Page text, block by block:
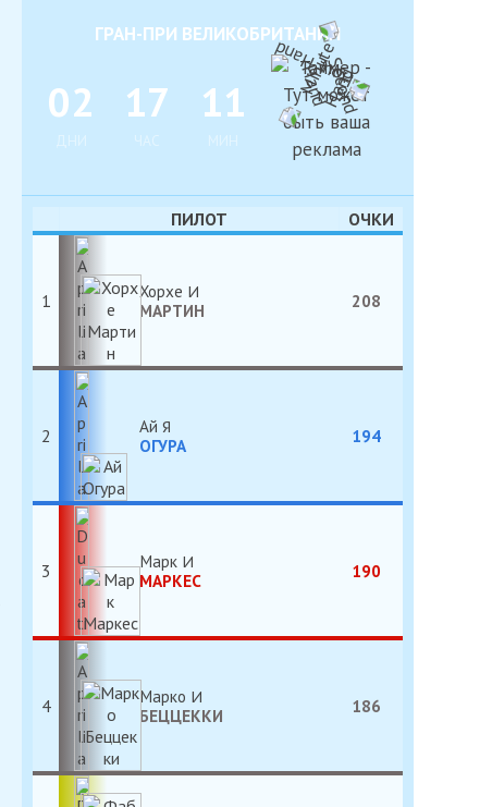
ГРАН-ПРИ ВЕЛИКОБРИТАНИИ
02
ДНИ
17
ЧАС
11
МИН
ПИЛОТ ОЧКИ
1
Хорхе
МАРТИН
208
2
Ай
ОГУРА
194
3
Марк
МАРКЕС
190
4
Марко
БЕЦЦЕККИ
186